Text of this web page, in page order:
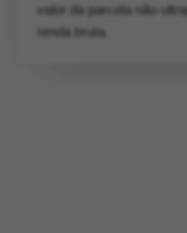
valor da parcela não
renda bruta.